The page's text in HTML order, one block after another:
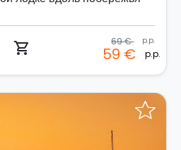
shopping_cart 69 € p.p.
59 € p.p.